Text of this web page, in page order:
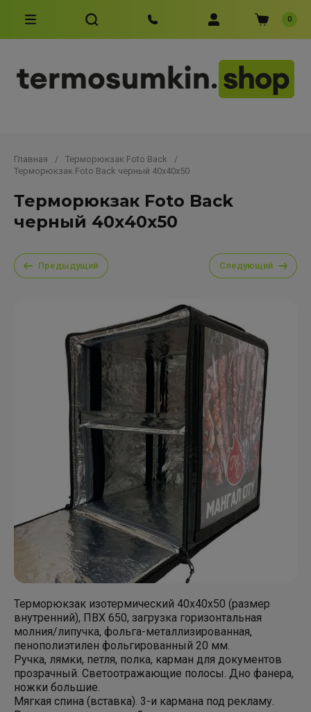
0
Главная / Терморюкзак Foto Back
/
Терморюкзак Foto Back черный 40х40х50
Терморюкзак Foto Back
черный 40х40х50
Предыдущий Следующий
Терморюкзак изотермический 40х40х50 (размер
внутренний), ПВХ 650, загрузка горизонтальная
молния/липучка, фольга-металлизированная,
пенополиэтилен фольгированный 20 мм.
Ручка, лямки, петля, полка, карман для документов
прозрачный. Светоотражающие полосы. Дно фанера,
ножки большие.
Мягкая спина (вставка). 3-и кармана под рекламу.